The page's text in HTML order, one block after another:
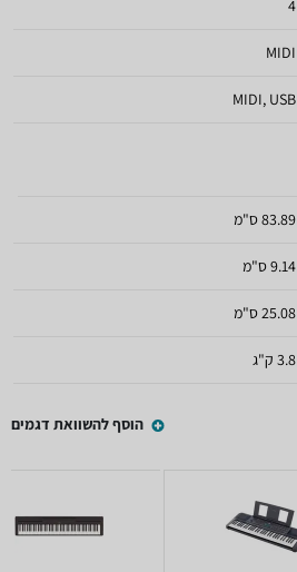
4
MIDI
MIDI, USB
83.89 ס"מ
9.14 ס"מ
25.08 ס"מ
3.8 ק"ג
הוסף להשוואת דגמים